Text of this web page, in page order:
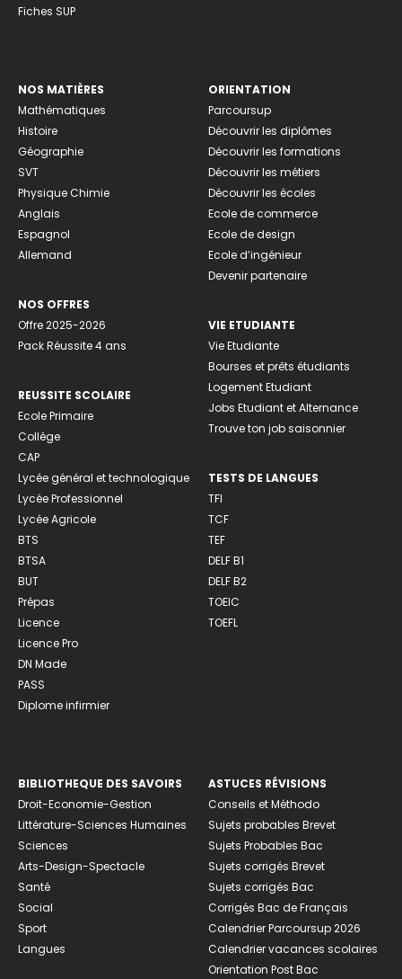
Fiches SUP
NOS MATIÈRES
Mathématiques
Histoire
Géographie
SVT
Physique Chimie
Anglais
Espagnol
Allemand
NOS OFFRES
Offre 2025-2026
Pack Réussite 4 ans
REUSSITE SCOLAIRE
Ecole Primaire
Collège
CAP
Lycée général et technologique
Lycée Professionnel
Lycée Agricole
BTS
BTSA
BUT
Prépas
Licence
Licence Pro
DN Made
PASS
Diplome infirmier
ORIENTATION
Parcoursup
Découvrir les diplômes
Découvrir les formations
Découvrir les métiers
Découvrir les écoles
Ecole de commerce
Ecole de design
Ecole d’ingénieur
Devenir partenaire
VIE ETUDIANTE
Vie Etudiante
Bourses et prêts étudiants
Logement Etudiant
Jobs Etudiant et Alternance
Trouve ton job saisonnier
TESTS DE LANGUES
TFI
TCF
TEF
DELF B1
DELF B2
TOEIC
TOEFL
BIBLIOTHEQUE DES SAVOIRS
Droit-Economie-Gestion
Littérature-Sciences Humaines
Sciences
Arts-Design-Spectacle
Santé
Social
Sport
Langues
ASTUCES RÉVISIONS
Conseils et Méthodo
Sujets probables Brevet
Sujets Probables Bac
Sujets corrigés Brevet
Sujets corrigés Bac
Corrigés Bac de Français
Calendrier Parcoursup 2026
Calendrier vacances scolaires
Orientation Post Bac